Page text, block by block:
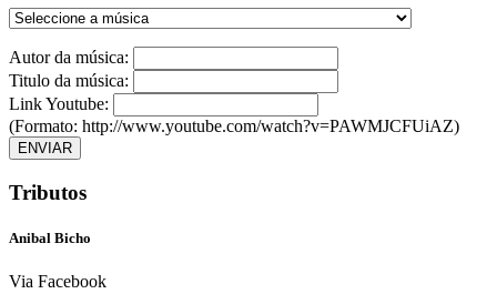
Autor da música:
Titulo da música:
Link Youtube:
(Formato: http://www.youtube.com/watch?v=PAWMJCFUiAZ)
ENVIAR
Tributos
Anibal Bicho
Via Facebook